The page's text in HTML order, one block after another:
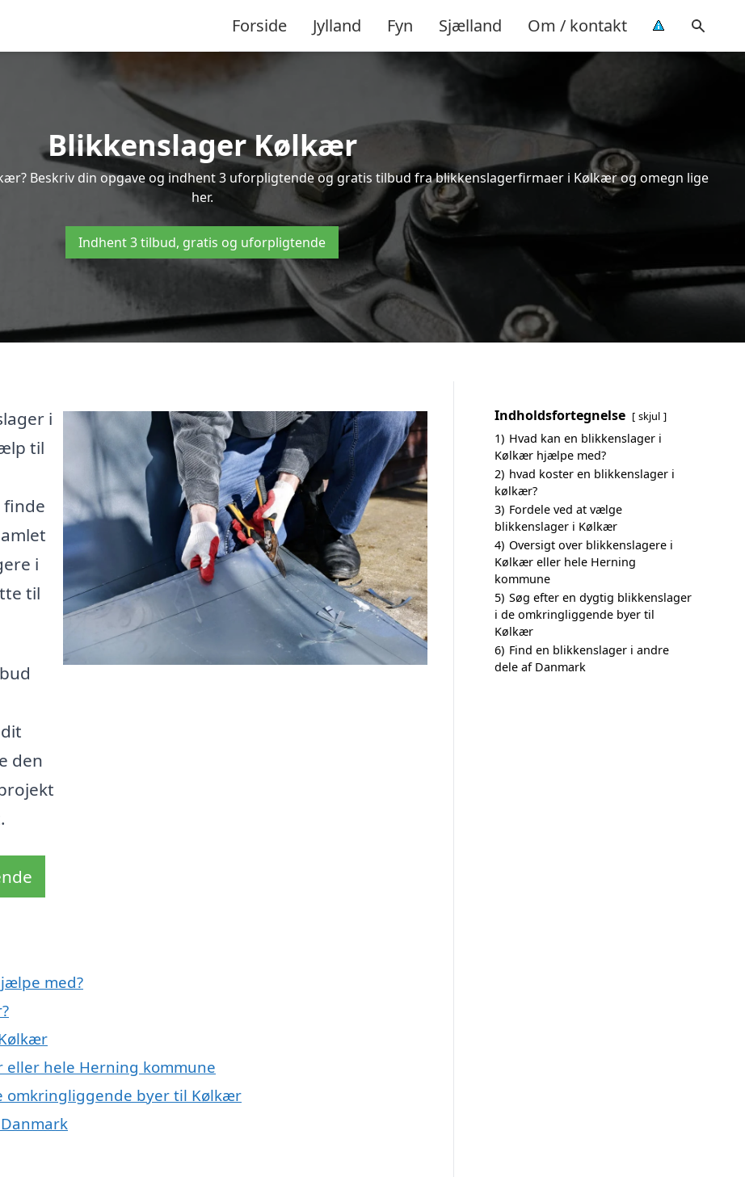
Forside Jylland Fyn Sjælland Om / kontakt
Blikkenslager Kølkær
Beskriv din opgave og indhent 3 uforpligtende og gratis tilbud fra blikkenslagerfirmaer i Kølkær og omegn lige
her.
Indhent 3 tilbud, gratis og uforpligtende
i
til
finde
i
til
den
med?
hele Herning kommune
omkringliggende byer til Kølkær
Indholdsfortegnelse skjul
1) Hvad kan en blikkenslager i
Kølkær hjælpe med?
2) hvad koster en blikkenslager i
kølkær?
3) Fordele ved at vælge
blikkenslager i Kølkær
4) Oversigt over blikkenslagere i
Kølkær eller hele Herning
kommune
5) Søg efter en dygtig blikkenslager
i de omkringliggende byer til
Kølkær
6) Find en blikkenslager i andre
dele af Danmark